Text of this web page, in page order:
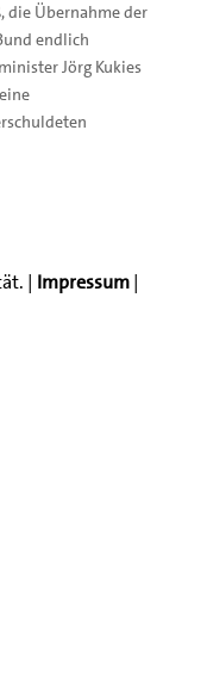
die Übernahme der
endlich
Jörg Kukies
| Impressum|